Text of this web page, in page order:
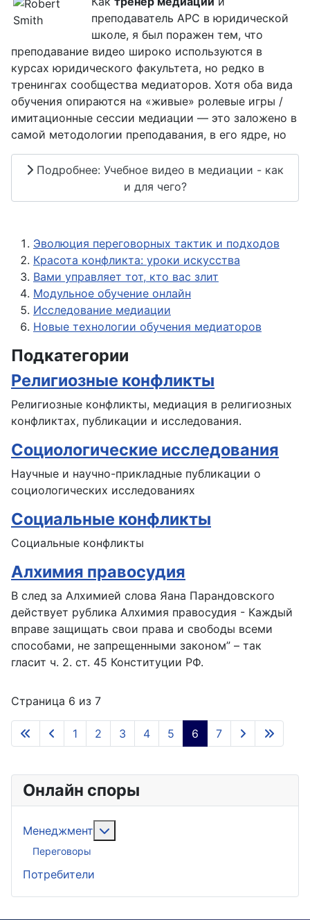
преподаватель АРС в юридической
школе, я был поражен тем, что
преподавание видео широко используются в
курсах юридического факультета, но редко в
тренингах сообщества медиаторов. Хотя оба вида
обучения опираются на «живые» ролевые игры /
имитационные сессии медиации — это заложено в
самой методологии преподавания, в его ядре, но
Подробнее: Учебное видео в медиации - как
и для чего?
Эволюция переговорных тактик и подходов
Красота конфликта: уроки искусства
Вами управляет тот, кто вас злит
Модульное обучение онлайн
Исследование медиации
Новые технологии обучения медиаторов
Подкатегории
Религиозные конфликты
Религиозные конфликты, медиация в религиозных
конфликтах, публикации и исследования.
Социологические исследования
Научные и научно-прикладные публикации о
социологических исследованиях
Социальные конфликты
Социальные конфликты
Алхимия правосудия
В след за Алхимией слова Яана Парандовского
действует рублика Алхимия правосудия - Каждый
вправе защищать свои права и свободы всеми
способами, не запрещенными законом” – так
гласит ч. 2. ст. 45 Конституции РФ.
Страница 6 из 7
1 2 3 4 5 6 7
Онлайн споры
Менеджмент
Переговоры
Потребители